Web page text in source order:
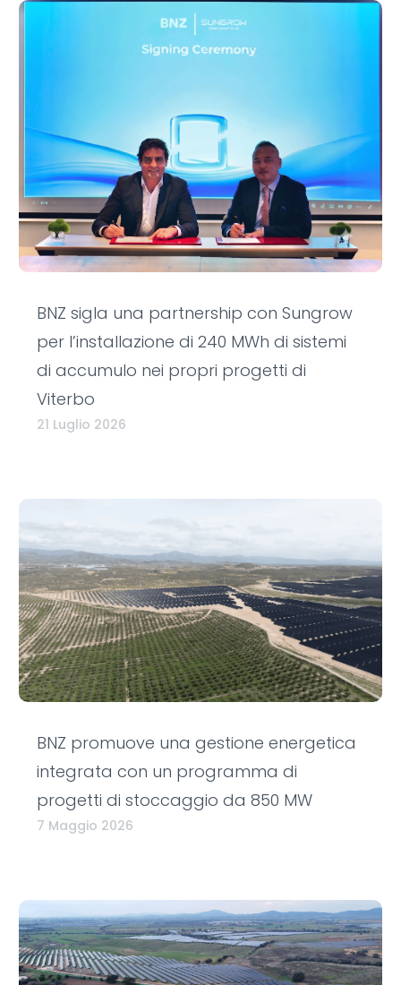
BNZ sigla una partnership con Sungrow
per l’installazione di 240 MWh di sistemi
di accumulo nei propri progetti di
Viterbo
21 Luglio 2026
BNZ promuove una gestione energetica
integrata con un programma di
progetti di stoccaggio da 850 MW
7 Maggio 2026